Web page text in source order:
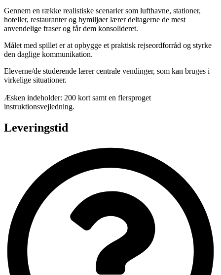
Gennem en række realistiske scenarier som lufthavne, stationer,
hoteller, restauranter og bymiljøer lærer deltagerne de mest
anvendelige fraser og får dem konsolideret.
Målet med spillet er at opbygge et praktisk rejseordforråd og styrke
den daglige kommunikation.
Eleverne/de studerende lærer centrale vendinger, som kan bruges i
virkelige situationer.
Æsken indeholder: 200 kort samt en flersproget
instruktionsvejledning.
Leveringstid